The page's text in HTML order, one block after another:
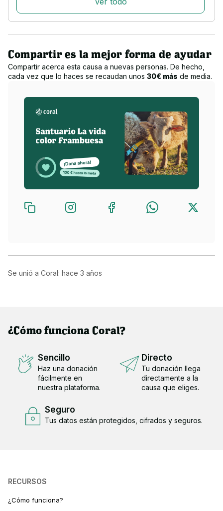
actualizada sobre cuidados a nuestros seguidores.
Todo lo recaudado es para mejorar la vida de los animales,
cada día surgen nuevas necesidades y tenemos que ir
lo posible las instalaciones, para mantener los costosos
tratamientos de los habitantes más especiales, y sobretodo,
tener un colchoncito económico nos permite salvar una vida
más sabiendo que podremos asumir los costes de su rescate.
Siempre priorizamos los cuidados, bienestar y estabilidad de
las habitantes que ya han sido rescatadas, pero cada semana
nos llega algún caso nuevo que o abrimos las puertas o no
tendrá opciones, por ello es de suma importancia cualquier
para todas esas vidas que fuera de aquí no valen nada.
Comprar a distribuidores veterinarios: medicamentos,
resultados tan increíbles como el caso de Magüi, Martina
Compra de materiales de construcción para mejorar las
instalaciones.
Compra de alimentos: piensos, alimentos frescos,
vitaminas, suplementos, etc.
supera los 1000€), agua, internet, gasolina, seguros, etc.
Compartir es la mejor forma de ayudar
Compartir acerca esta causa a nuevas personas. De hecho,
cada vez que lo haces se recaudan unos 30€ más de media.
Se unió a Coral: hace 3 años
¿Cómo funciona Coral?
Sencillo
Haz una donación
fácilmente en
nuestra plataforma.
Directo
Tu donación llega
directamente a la
causa que eliges.
Seguro
Tus datos están protegidos, cifrados y seguros.
RECURSOS
¿Cómo funciona?